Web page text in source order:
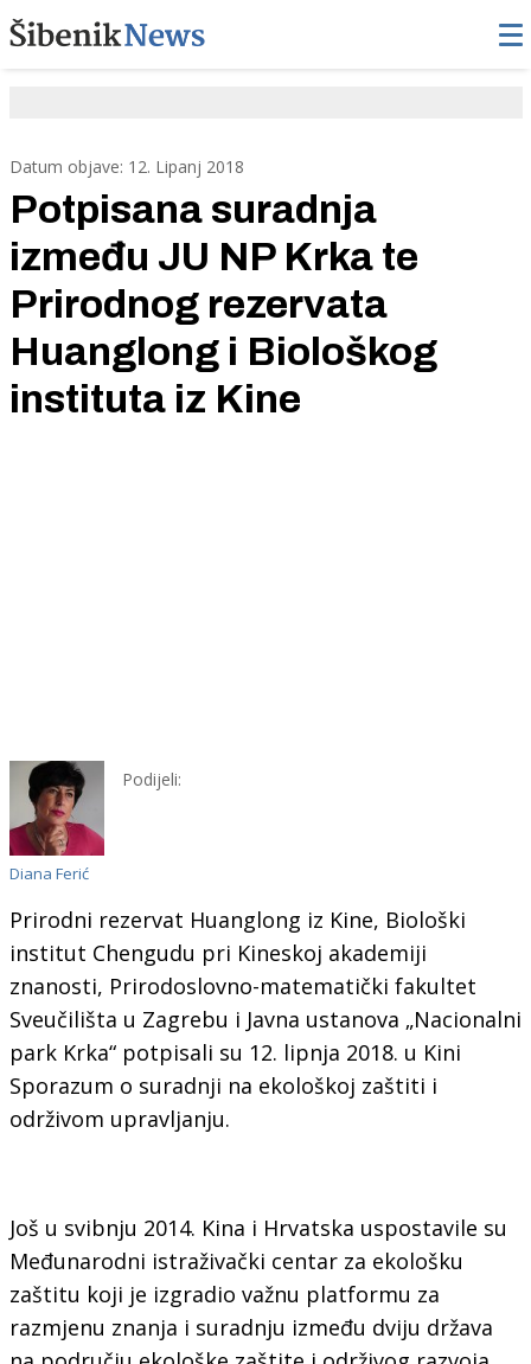
Datum objave: 12. Lipanj 2018
Potpisana suradnja
između JU NP Krka te
Prirodnog rezervata
Huanglong i Biološkog
instituta iz Kine
Diana Ferić
Podijeli:
Prirodni rezervat Huanglong iz Kine, Biološki
institut Chengudu pri Kineskoj akademiji
znanosti, Prirodoslovno-matematički fakultet
Sveučilišta u Zagrebu i Javna ustanova „Nacionalni
park Krka“ potpisali su 12. lipnja 2018. u Kini
Sporazum o suradnji na ekološkoj zaštiti i
održivom upravljanju.
Još u svibnju 2014. Kina i Hrvatska uspostavile su
Međunarodni istraživački centar za ekološku
zaštitu koji je izgradio važnu platformu za
razmjenu znanja i suradnju između dviju država